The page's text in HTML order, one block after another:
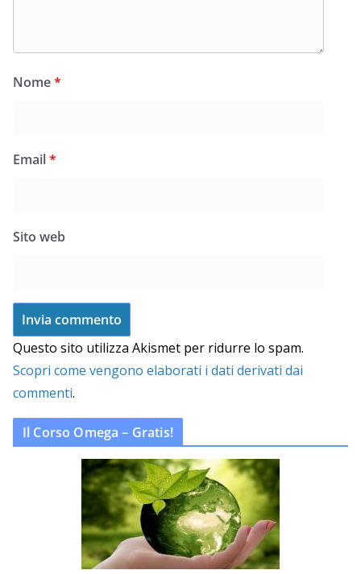
Nome*
Email*
Sito web
Questo sito utilizza Akismet per ridurre lo spam.
Scopri come vengono elaborati i dati derivati dai
commenti.
Il Corso Omega – Gratis!